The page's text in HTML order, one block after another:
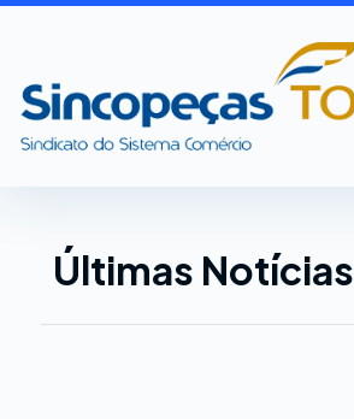
Ir
conteúdo
Últimas Notícias